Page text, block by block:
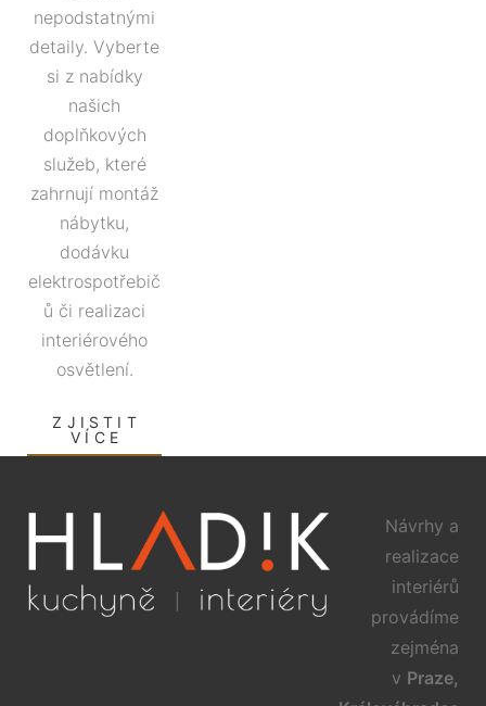
nepodstatnými
detaily. Vyberte
si z nabídky
našich
doplňkových
služeb, které
zahrnují montáž
nábytku,
dodávku
elektrospotřebič
ů či realizaci
interiérového
osvětlení.
ZJISTIT
VÍCE
Návrhy a
realizace
interiérů
provádíme
zejména
v Praze,